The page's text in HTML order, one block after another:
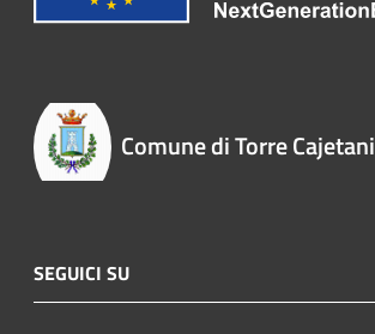
Comune di Torre Cajetani
SEGUICI SU